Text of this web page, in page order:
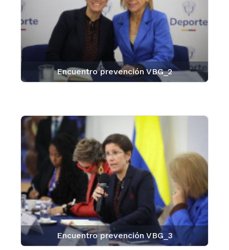
Encuentro prevención VBG_2
Encuentro prevención VBG_3